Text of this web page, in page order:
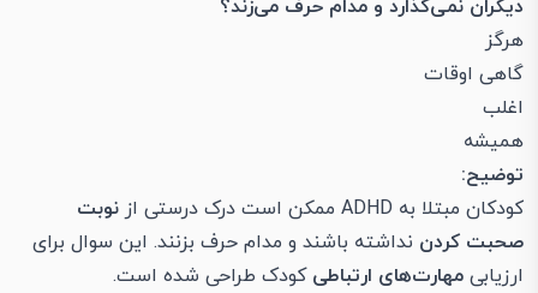
دیگران نمی‌گذارد و مدام حرف می‌زند؟
هرگز
گاهی اوقات
اغلب
همیشه
توضیح:
کودکان مبتلا به ADHD ممکن است درک درستی از
نوبت
صحبت کردن نداشته باشند و مدام حرف بزنند. این سوال برای
ارزیابی مهارت‌های ارتباطی کودک طراحی شده است.